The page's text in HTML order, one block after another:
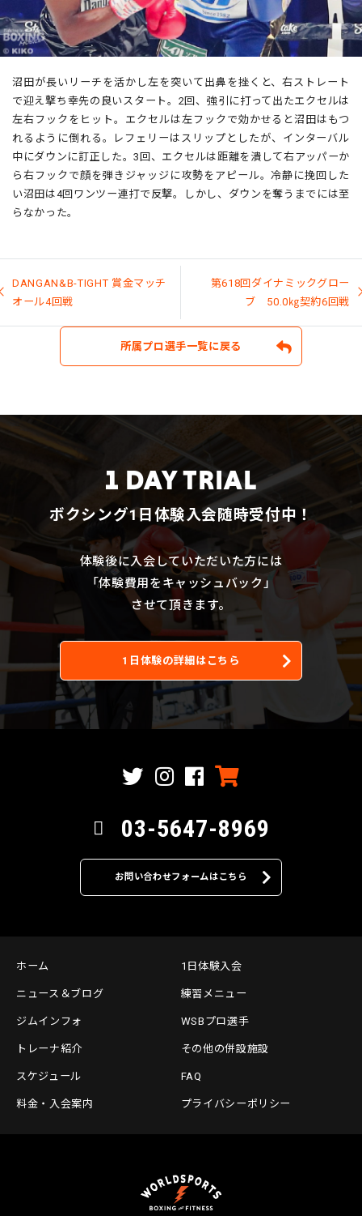
沼田が長いリーチを活かし左を突いて出鼻を挫くと、右ストレート
で迎え撃ち幸先の良いスタート。2回、強引に打って出たエクセルは
左右フックをヒット。エクセルは左フックで効かせると沼田はもつ
れるように倒れる。レフェリーはスリップとしたが、インターバル
中にダウンに訂正した。3回、エクセルは距離を潰して右アッパーか
ら右フックで顔を弾きジャッジに攻勢をアピール。冷静に挽回した
い沼田は4回ワンツー連打で反撃。しかし、ダウンを奪うまでには至
らなかった。
ナ
ゲ
DANGAN&B-TIGHT 賞金マッチ
オール4回戦
第618回ダイナミックグロー
ブ 50.0㎏契約6回戦
所属プロ選手一覧に戻る
1 DAY TRIAL
ボクシング1日体験入会随時受付中！
体験後に入会していただいた方には
「体験費用をキャッシュバック」
させて頂きます。
1日体験の詳細はこちら
03-5647-8969
お問い合わせフォームはこちら
ホーム 1日体験入会
ニュース＆ブログ 練習メニュー
ジムインフォ WSBプロ選手
トレーナ紹介 その他の併設施設
スケジュール FAQ
料金・入会案内 プライバシーポリシー